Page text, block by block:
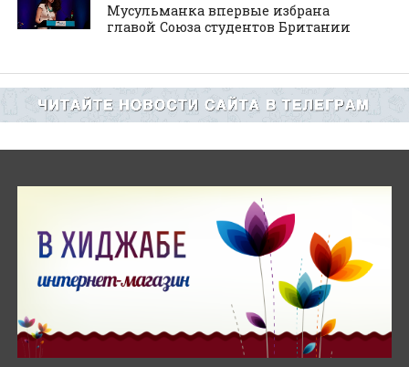
Мусульманка впервые избрана
главой Союза студентов Британии